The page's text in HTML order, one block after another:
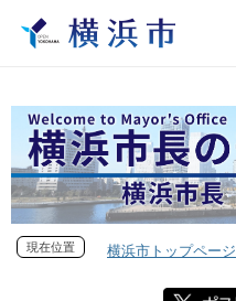
現在位置
横浜市トップページ